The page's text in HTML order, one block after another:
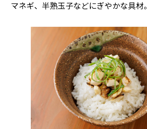
マネギ、半熟玉子などにぎやかな具材。